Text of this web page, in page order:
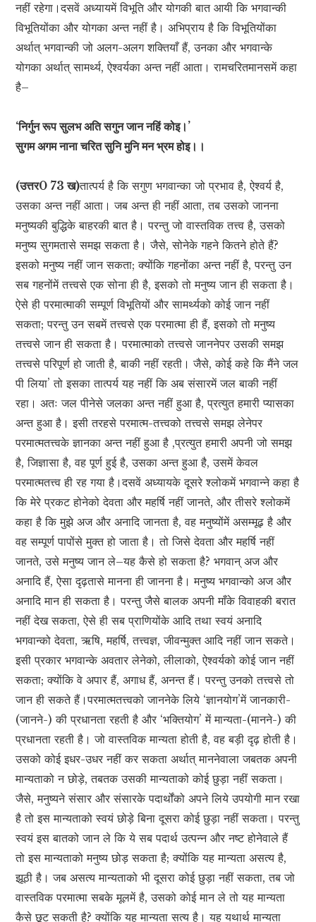
नहीं रहेगा।दसवें अध्यायमें विभूति और योगकी बात आयी कि भगवान्की
विभूतियोंका और योगका अन्त नहीं है। अभिप्राय है कि विभूतियोंका
अर्थात् भगवान्की जो अलग-अलग शक्तियाँ हैं, उनका और भगवान्के
योगका अर्थात् सामर्थ्य, ऐश्वर्यका अन्त नहीं आता। रामचरितमानसमें कहा
है–
‘निर्गुन रूप सुलभ अति सगुन जान नहिं कोइ।’
सुगम अगम नाना चरित सुनि मुनि मन भ्रम होइ।।
(उत्तर0 73 ख)तात्पर्य है कि सगुण भगवान्का जो प्रभाव है, ऐश्वर्य है,
उसका अन्त नहीं आता। जब अन्त ही नहीं आता, तब उसको जानना
मनुष्यकी बुद्धिके बाहरकी बात है। परन्तु जो वास्तविक तत्त्व है, उसको
मनुष्य सुगमतासे समझ सकता है। जैसे, सोनेके गहने कितने होते हैं?
इसको मनुष्य नहीं जान सकता; क्योंकि गहनोंका अन्त नहीं है, परन्तु उन
सब गहनोंमें तत्त्वसे एक सोना ही है, इसको तो मनुष्य जान ही सकता है।
ऐसे ही परमात्माकी सम्पूर्ण विभूतियों और सामर्थ्यको कोई जान नहीं
सकता; परन्तु उन सबमें तत्त्वसे एक परमात्मा ही हैं, इसको तो मनुष्य
तत्त्वसे जान ही सकता है। परमात्माको तत्त्वसे जाननेपर उसकी समझ
तत्त्वसे परिपूर्ण हो जाती है, बाकी नहीं रहती। जैसे, कोई कहे कि मैंने जल
पी लिया’ तो इसका तात्पर्य यह नहीं कि अब संसारमें जल बाकी नहीं
रहा। अतः जल पीनेसे जलका अन्त नहीं हुआ है, प्रत्युत हमारी प्यासका
अन्त हुआ है। इसी तरहसे परमात्म-तत्त्वको तत्त्वसे समझ लेनेपर
परमात्मतत्त्वके ज्ञानका अन्त नहीं हुआ है ,प्रत्युत हमारी अपनी जो समझ
है, जिज्ञासा है, वह पूर्ण हुई है, उसका अन्त हुआ है, उसमें केवल
परमात्मतत्त्व ही रह गया है।दसवें अध्यायके दूसरे श्लोकमें भगवान्ने कहा है
कि मेरे प्रकट होनेको देवता और महर्षि नहीं जानते, और तीसरे श्लोकमें
कहा है कि मुझे अज और अनादि जानता है, वह मनुष्योंमें असम्मूढ़ है और
वह सम्पूर्ण पापोंसे मुक्त हो जाता है। तो जिसे देवता और महर्षि नहीं
जानते, उसे मनुष्य जान ले–यह कैसे हो सकता है? भगवान् अज और
अनादि हैं, ऐसा दृढ़तासे मानना ही जानना है। मनुष्य भगवान्को अज और
अनादि मान ही सकता है। परन्तु जैसे बालक अपनी माँके विवाहकी बरात
नहीं देख सकता, ऐसे ही सब प्राणियोंके आदि तथा स्वयं अनादि
भगवान्को देवता, ऋषि, महर्षि, तत्त्वज्ञ, जीवन्मुक्त आदि नहीं जान सकते।
इसी प्रकार भगवान्के अवतार लेनेको, लीलाको, ऐश्वर्यको कोई जान नहीं
सकता; क्योंकि वे अपार हैं, अगाध हैं, अनन्त हैं। परन्तु उनको तत्त्वसे तो
जान ही सकते हैं।परमात्मतत्त्वको जाननेके लिये ‘ज्ञानयोग’में जानकारी-
(जानने-) की प्रधानता रहती है और ‘भक्तियोग’ में मान्यता-(मानने-) की
प्रधानता रहती है। जो वास्तविक मान्यता होती है, वह बड़ी दृढ़ होती है।
उसको कोई इधर-उधर नहीं कर सकता अर्थात् माननेवाला जबतक अपनी
मान्यताको न छोड़े, तबतक उसकी मान्यताको कोई छुड़ा नहीं सकता।
जैसे, मनुष्यने संसार और संसारके पदार्थोंको अपने लिये उपयोगी मान रखा
है तो इस मान्यताको स्वयं छोड़े बिना दूसरा कोई छुड़ा नहीं सकता। परन्तु
स्वयं इस बातको जान ले कि ये सब पदार्थ उत्पन्न और नष्ट होनेवाले हैं
तो इस मान्यताको मनुष्य छोड़ सकता है; क्योंकि यह मान्यता असत्य है,
झूठी है। जब असत्य मान्यताको भी दूसरा कोई छुड़ा नहीं सकता, तब जो
वास्तविक परमात्मा सबके मूलमें है, उसको कोई मान ले तो यह मान्यता
कैसे छूट सकती है? क्योंकि यह मान्यता सत्य है। यह यथार्थ मान्यता